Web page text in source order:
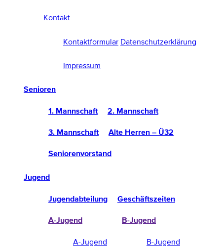
Kontakt
Kontaktformular Datenschutzerklärung
Impressum
Senioren
1. Mannschaft 2. Mannschaft
3. Mannschaft Alte Herren – Ü32
Seniorenvorstand
Jugend
Jugendabteilung Geschäftszeiten
A-Jugend
A-Jugend
B-Jugend
B-Jugend